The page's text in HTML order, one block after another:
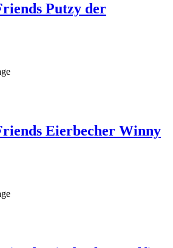
Putzy der
Eierbecher Winny